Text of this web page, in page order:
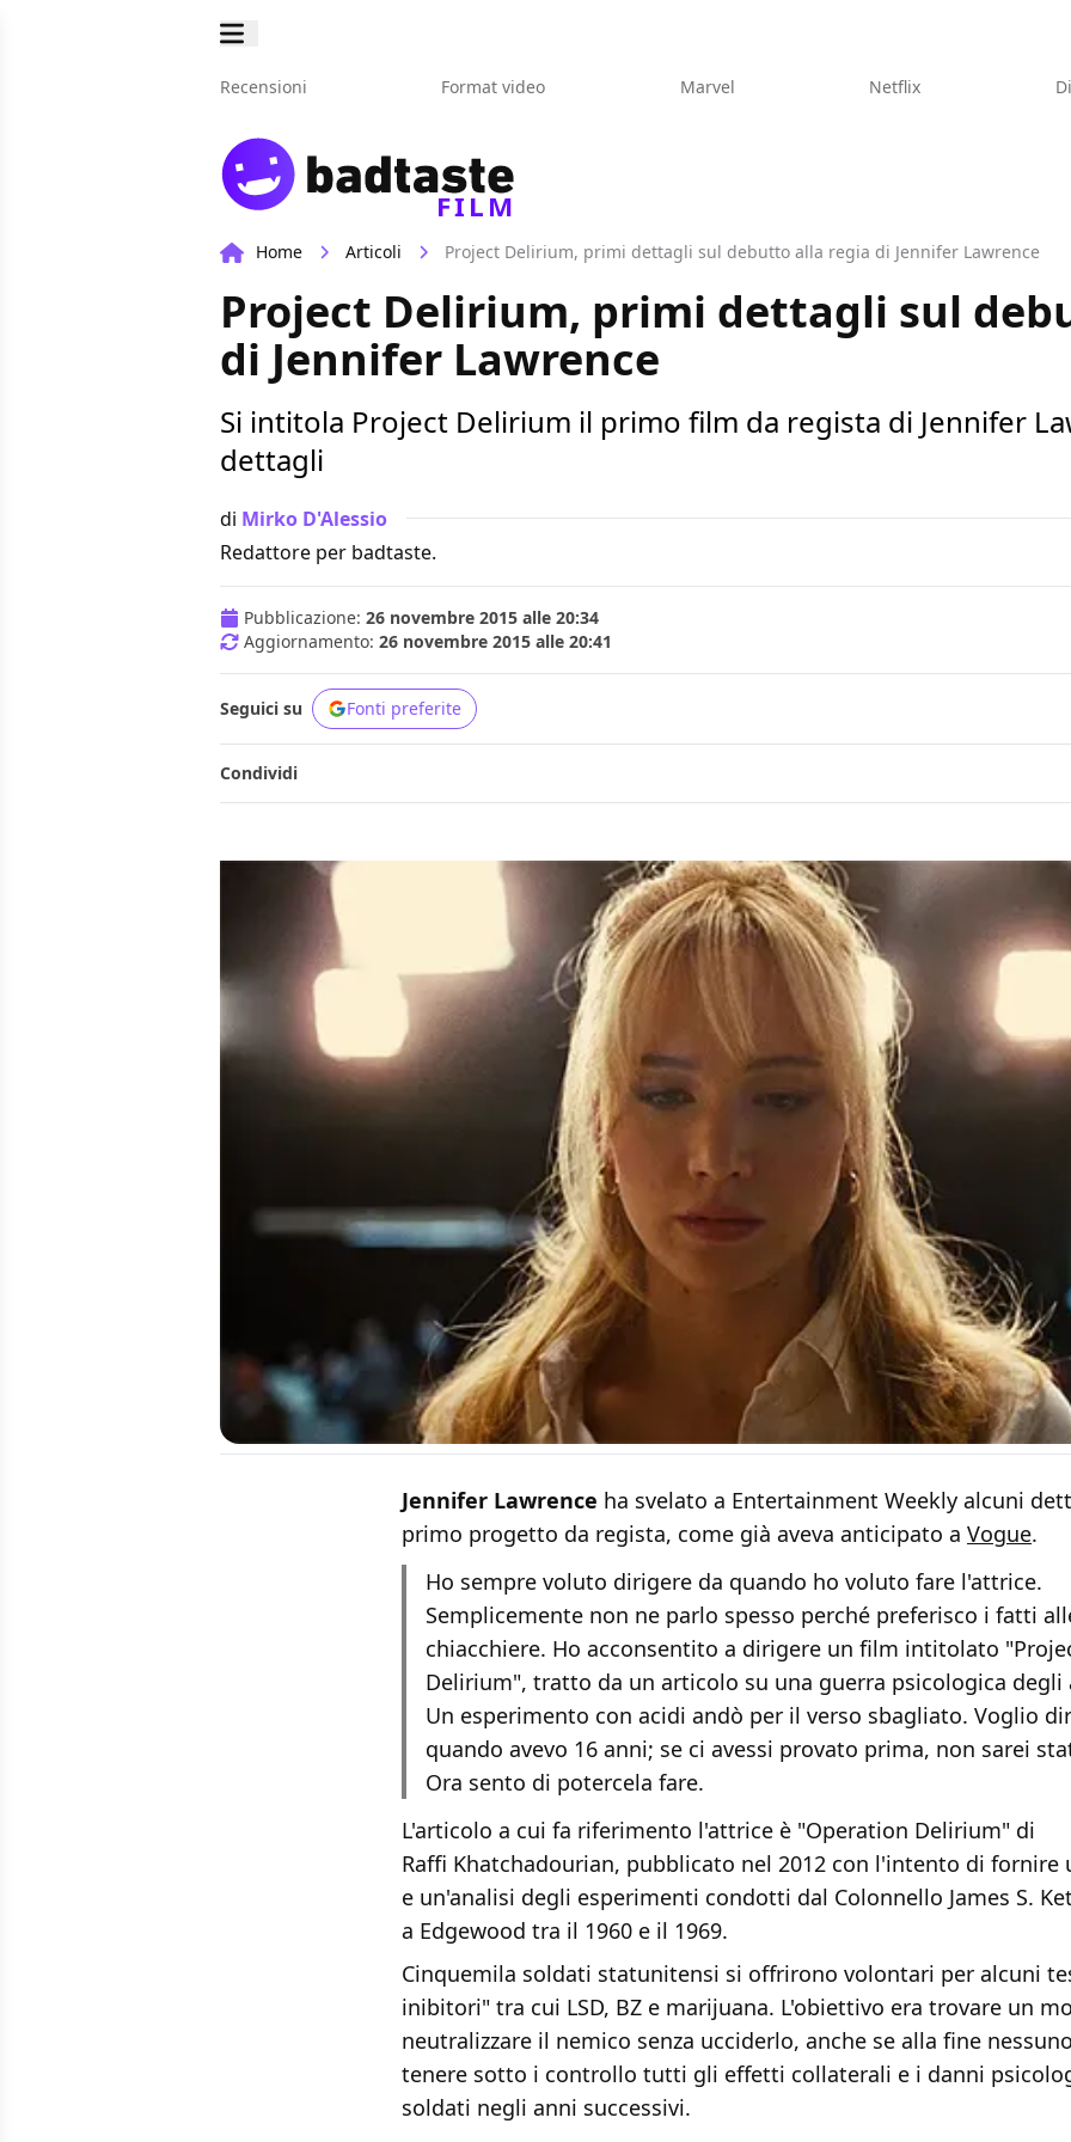
Recensioni Format video Marvel Netflix
FILM
Home Articoli Project Delirium, primi dettagli sul debutto alla regia di Jennifer Lawrence
Project Delirium, primi dettagli sul
di Jennifer Lawrence
Si intitola Project Delirium il primo film da regista di Jennifer
dettagli
di Mirko D'Alessio
Redattore per badtaste.
Pubblicazione: 26 novembre 2015 alle 20:34
Aggiornamento: 26 novembre 2015 alle 20:41
Seguici su Fonti preferite
Condividi
Jennifer Lawrence ha svelato a Entertainment Weekly alcuni
primo progetto da regista, come già aveva anticipato a Vogue.
Ho sempre voluto dirigere da quando ho voluto fare l'attrice.
Semplicemente non ne parlo spesso perché preferisco i fatti
chiacchiere. Ho acconsentito a dirigere un film intitolato
Delirium", tratto da un articolo su una guerra psicologica degli
Un esperimento con acidi andò per il verso sbagliato. Voglio
quando avevo 16 anni; se ci avessi provato prima, non sarei
Ora sento di potercela fare.
L'articolo a cui fa riferimento l'attrice è "Operation Delirium" di
Raffi Khatchadourian, pubblicato nel 2012 con l'intento di fornire
e un'analisi degli esperimenti condotti dal Colonnello James S.
a Edgewood tra il 1960 e il 1969.
Cinquemila soldati statunitensi si offrirono volontari per alcuni
inibitori" tra cui LSD, BZ e marijuana. L'obiettivo era trovare un
neutralizzare il nemico senza ucciderlo, anche se alla fine
tenere sotto i controllo tutti gli effetti collaterali e i danni
soldati negli anni successivi.